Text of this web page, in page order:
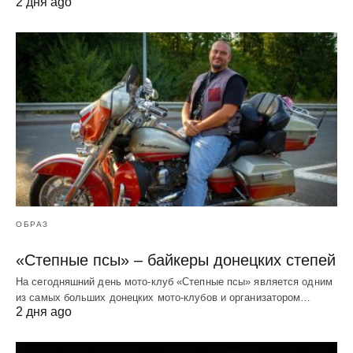
ОБРАЗ
«Степные псы» – байкеры донецких степей
На сегодняшний день мото-клуб «Степные псы» является одним
из самых больших донецких мото-клубов и организатором…
2 дня ago